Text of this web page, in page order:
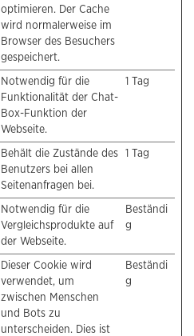
optimieren. Der Cache
wird normalerweise im
Browser des Besuchers
gespeichert.
Notwendig für die
Funktionalität der Chat-
Box-Funktion der
Webseite.
1 Tag
Behält die Zustände des
Benutzers bei allen
Seitenanfragen bei.
1 Tag
Notwendig für die
Vergleichsprodukte auf
der Webseite.
Beständi
g
Dieser Cookie wird
verwendet, um
zwischen Menschen
und Bots zu
unterscheiden. Dies ist
Beständi
g